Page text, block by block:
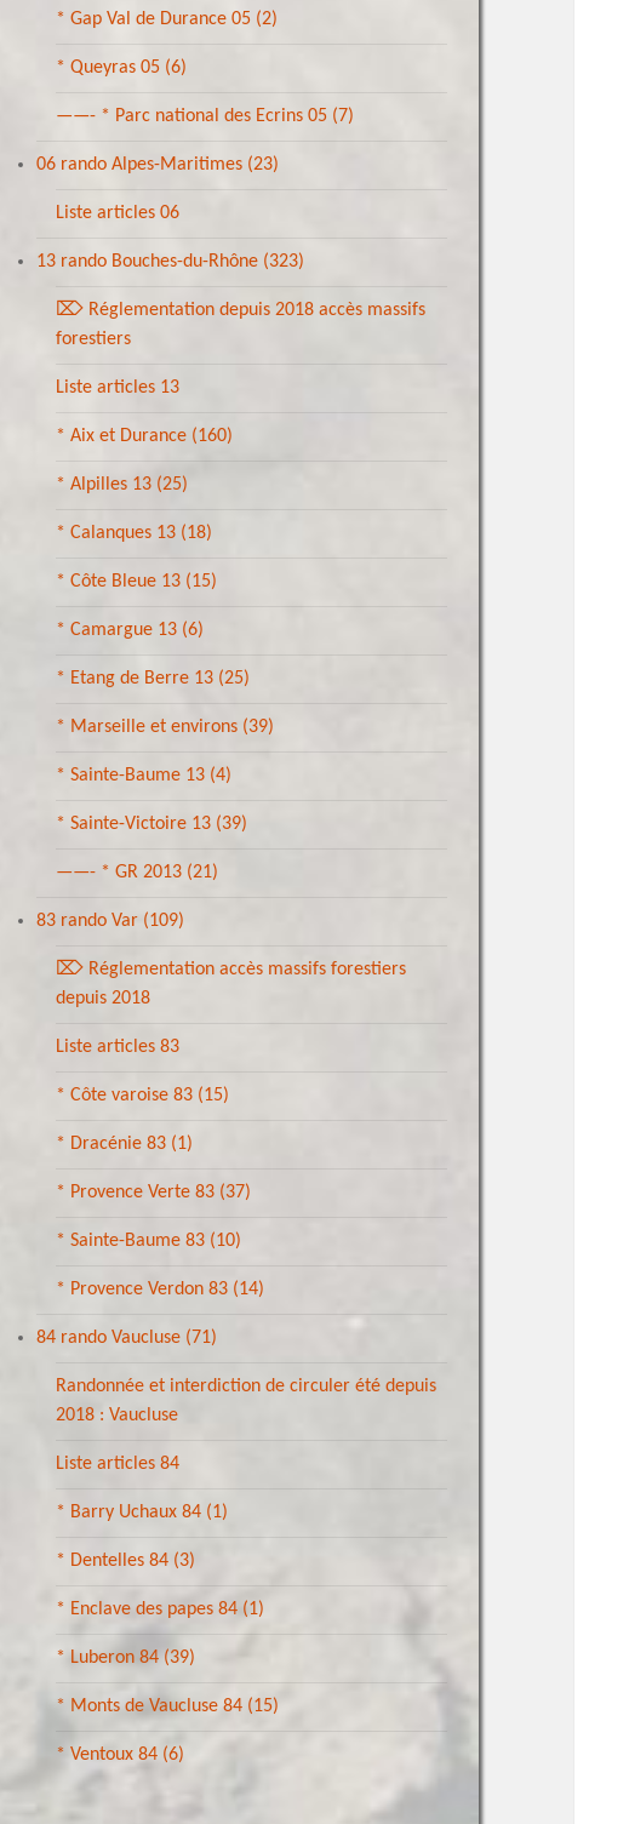
* Gap Val de Durance 05 (2)
* Queyras 05 (6)
——- * Parc national des Ecrins 05 (7)
06 rando Alpes-Maritimes (23)
Liste articles 06
13 rando Bouches-du-Rhône (323)
⌦ Réglementation depuis 2018 accès massifs
forestiers
Liste articles 13
* Aix et Durance (160)
* Alpilles 13 (25)
* Calanques 13 (18)
* Côte Bleue 13 (15)
* Camargue 13 (6)
* Etang de Berre 13 (25)
* Marseille et environs (39)
* Sainte-Baume 13 (4)
* Sainte-Victoire 13 (39)
——- * GR 2013 (21)
83 rando Var (109)
⌦ Réglementation accès massifs forestiers
depuis 2018
Liste articles 83
* Côte varoise 83 (15)
* Dracénie 83 (1)
* Provence Verte 83 (37)
* Sainte-Baume 83 (10)
* Provence Verdon 83 (14)
84 rando Vaucluse (71)
Randonnée et interdiction de circuler été depuis
2018 : Vaucluse
Liste articles 84
* Barry Uchaux 84 (1)
* Dentelles 84 (3)
* Enclave des papes 84 (1)
* Luberon 84 (39)
* Monts de Vaucluse 84 (15)
* Ventoux 84 (6)